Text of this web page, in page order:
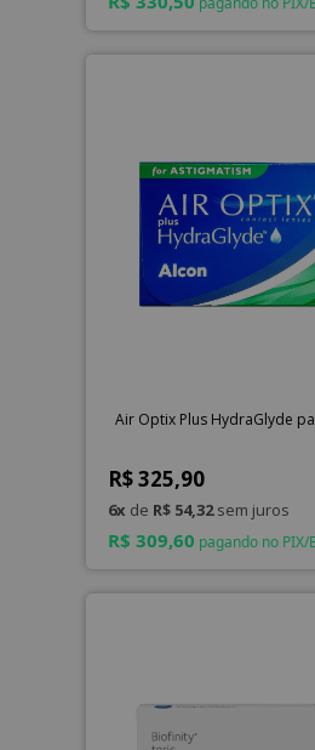
Air Optix Plus HydraGlyde
R$ 325,90
6x de R$ 54,32sem juros
R$ 309,60 pagando no PIX/